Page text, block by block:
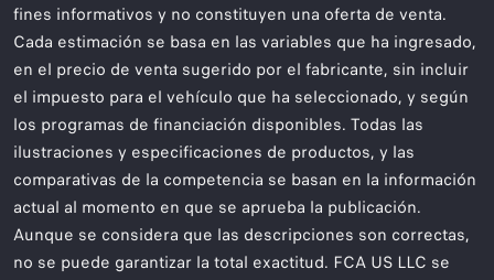
fines informativos y no constituyen una oferta de venta.
Cada estimación se basa en las variables que ha ingresado,
en el precio de venta sugerido por el fabricante, sin incluir
el impuesto para el vehículo que ha seleccionado, y según
los programas de financiación disponibles. Todas las
ilustraciones y especificaciones de productos, y las
comparativas de la competencia se basan en la información
actual al momento en que se aprueba la publicación.
Aunque se considera que las descripciones son correctas,
no se puede garantizar la total exactitud. FCA US LLC se